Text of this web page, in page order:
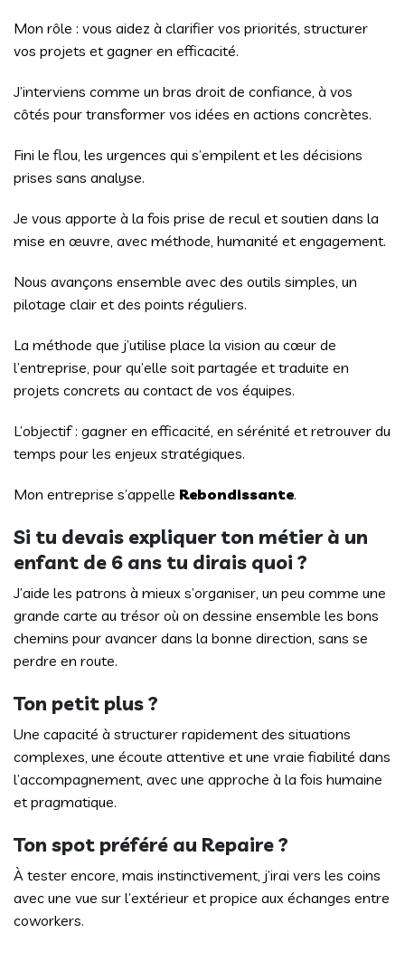
Mon rôle : vous aidez à clarifier vos priorités, structurer
vos projets et gagner en efficacité.
J’interviens comme un bras droit de confiance, à vos
côtés pour transformer vos idées en actions concrètes.
Fini le flou, les urgences qui s’empilent et les décisions
prises sans analyse.
Je vous apporte à la fois prise de recul et soutien dans la
mise en œuvre, avec méthode, humanité et engagement.
Nous avançons ensemble avec des outils simples, un
pilotage clair et des points réguliers.
La méthode que j’utilise place la vision au cœur de
l’entreprise, pour qu’elle soit partagée et traduite en
projets concrets au contact de vos équipes.
L’objectif : gagner en efficacité, en sérénité et retrouver du
temps pour les enjeux stratégiques.
Mon entreprise s’appelle Rebondissante.
Si tu devais expliquer ton métier à un
enfant de 6 ans tu dirais quoi ?
J’aide les patrons à mieux s’organiser, un peu comme une
grande carte au trésor où on dessine ensemble les bons
chemins pour avancer dans la bonne direction, sans se
perdre en route.
Ton petit plus ?
Une capacité à structurer rapidement des situations
complexes, une écoute attentive et une vraie fiabilité dans
l’accompagnement, avec une approche à la fois humaine
et pragmatique.
Ton spot préféré au Repaire ?
À tester encore, mais instinctivement, j’irai vers les coins
avec une vue sur l’extérieur et propice aux échanges entre
coworkers.